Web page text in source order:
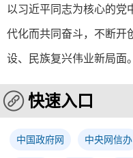
以习近平同志为核心的党
代化而共同奋斗，不断开
设、民族复兴伟业新局面。
快速入口
中国政府网 中央网信办